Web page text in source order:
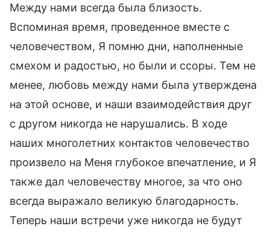
Между нами всегда была близость.
Вспоминая время, проведенное вместе с
человечеством, Я помню дни, наполненные
смехом и радостью, но были и ссоры. Тем не
менее, любовь между нами была утверждена
на этой основе, и наши взаимодействия друг
с другом никогда не нарушались. В ходе
наших многолетних контактов человечество
произвело на Меня глубокое впечатление, и Я
также дал человечеству многое, за что оно
всегда выражало великую благодарность.
Теперь наши встречи уже никогда не будут